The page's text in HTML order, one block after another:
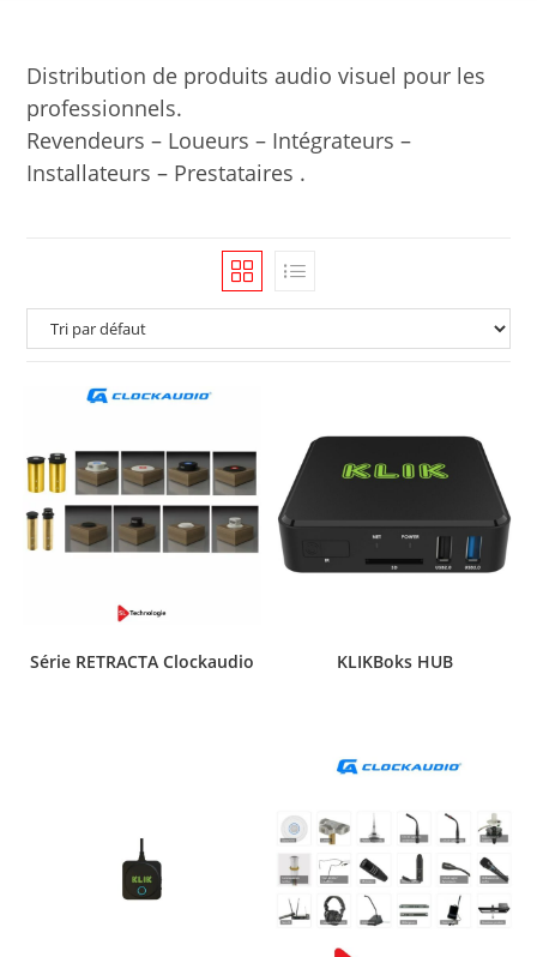
Distribution de produits audio visuel pour les
professionnels.
Revendeurs – Loueurs – Intégrateurs –
Installateurs – Prestataires .
Série RETRACTA Clockaudio KLIKBoks HUB